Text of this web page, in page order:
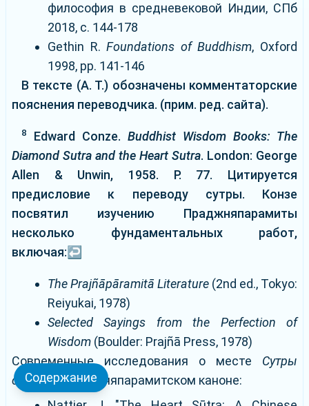
философия в средневековой Индии, СПб
2018, с. 144-178
Gethin R.Foundations of Buddhism, Oxford
1998, pp. 141-146
В тексте (А. Т.) обозначены комментаторские
пояснения переводчика. (прим. ред. сайта).
8 Edward Conze. Buddhist Wisdom Books: The
Diamond Sutra and the Heart Sutra. London: George
Allen & Unwin, 1958. P. 77. Цитируется
предисловие к переводу сутры. Конзе
посвятил изучению Праджняпарамиты
несколько фундаментальных работ,
включая:↩
The Prajñāpāramitā Literature (2nd ed., Tokyo:
Reiyukai, 1978)
Selected Sayings from the Perfection of
Wisdom (Boulder: Prajñā Press, 1978)
Современные исследования о месте Сутры
сердцав праджняпарамитском каноне:
Содержание